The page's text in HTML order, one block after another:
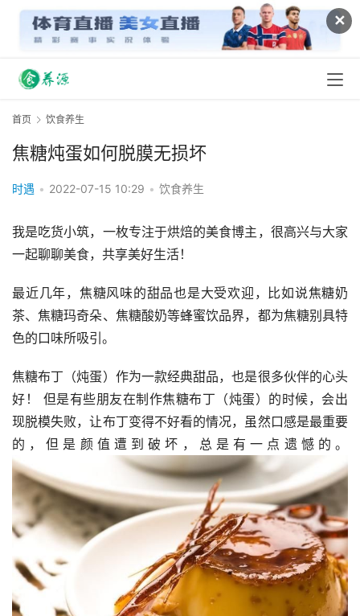
✕
首页 饮食养生
焦糖炖蛋如何脱膜无损坏
时遇 • 2022-07-15 10:29 • 饮食养生
我是吃货小筑，一枚专注于烘焙的美食博主，很高兴与大家
一起聊聊美食，共享美好生活！
最近几年，焦糖风味的甜品也是大受欢迎，比如说焦糖奶
茶、焦糖玛奇朵、焦糖酸奶等蜂蜜饮品界，都为焦糖别具特
色的口味所吸引。
焦糖布丁（炖蛋）作为一款经典甜品，也是很多伙伴的心头
好！ 但是有些朋友在制作焦糖布丁（炖蛋）的时候，会出
现脱模失败，让布丁变得不好看的情况，虽然口感是最重要
的，但是颜值遭到破坏，总是有一点遗憾的。